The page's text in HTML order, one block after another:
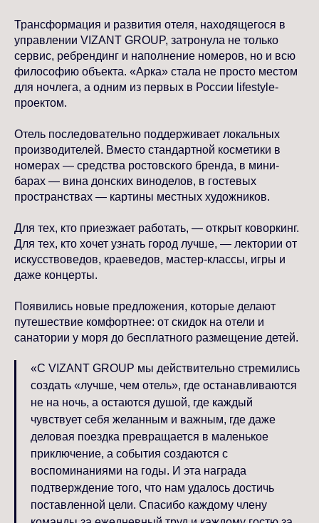
Трансформация и развития отеля, находящегося в
управлении VIZANT GROUP, затронула не только
сервис, ребрендинг и наполнение номеров, но и всю
философию объекта. «Арка» стала не просто местом
для ночлега, а одним из первых в России lifestyle-
проектом.
Отель последовательно поддерживает локальных
производителей. Вместо стандартной косметики в
номерах — средства ростовского бренда, в мини-
барах — вина донских виноделов, в гостевых
пространствах — картины местных художников.
Для тех, кто приезжает работать, — открыт коворкинг.
Для тех, кто хочет узнать город лучше, — лектории от
искусствоведов, краеведов, мастер-классы, игры и
даже концерты.
Появились новые предложения, которые делают
путешествие комфортнее: от скидок на отели и
санатории у моря до бесплатного размещение детей.
«С VIZANT GROUP мы действительно стремились
создать «лучше, чем отель», где останавливаются
не на ночь, а остаются душой, где каждый
чувствует себя желанным и важным, где даже
деловая поездка превращается в маленькое
приключение, а события создаются с
воспоминаниями на годы. И эта награда
подтверждение того, что нам удалось достичь
поставленной цели. Спасибо каждому члену